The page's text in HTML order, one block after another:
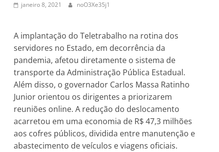
janeiro 8, 2021 noO3Xe35j1
A implantação do Teletrabalho na rotina dos
servidores no Estado, em decorrência da
pandemia, afetou diretamente o sistema de
transporte da Administração Pública Estadual.
Além disso, o governador Carlos Massa Ratinho
Junior orientou os dirigentes a priorizarem
reuniões online. A redução do deslocamento
acarretou em uma economia de R$ 47,3 milhões
aos cofres públicos, dividida entre manutenção e
abastecimento de veículos e viagens oficiais.